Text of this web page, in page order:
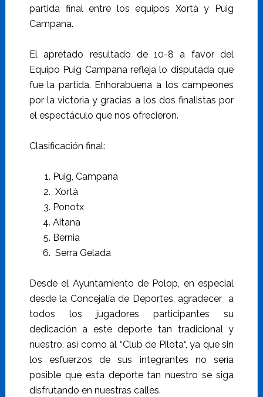
partida final entre los equipos Xortà y Puig
Campana.
El apretado resultado de 10-8 a favor del
Equipo Puig Campana refleja lo disputada que
fue la partida. Enhorabuena a los campeones
por la victoria y gracias a los dos finalistas por
el espectáculo que nos ofrecieron.
Clasificación final:
Puig, Campana
Xortà
Ponotx
Aitana
Bernia
Serra Gelada
Desde el Ayuntamiento de Polop, en especial
desde la Concejalía de Deportes, agradecer a
todos los jugadores participantes su
dedicación a este deporte tan tradicional y
nuestro, así como al “Club de Pilota“, ya que sin
los esfuerzos de sus integrantes no sería
posible que esta deporte tan nuestro se siga
disfrutando en nuestras calles.